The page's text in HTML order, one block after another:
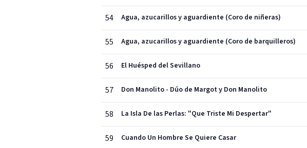
54 Agua, azucarillos y aguardiente (Coro de niñeras)
55 Agua, azucarillos y aguardiente (Coro de barquilleros)
56 El Huésped del Sevillano
57 Don Manolito - Dúo de Margot y Don Manolito
58 La Isla De las Perlas: "Que Triste Mi Despertar"
59 Cuando Un Hombre Se Quiere Casar